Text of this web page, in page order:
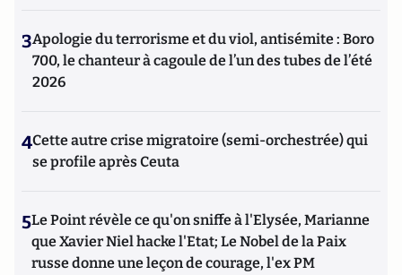
3Apologie du terrorisme et du viol, antisémite : Boro
700, le chanteur à cagoule de l’un des tubes de l’été
2026
4Cette autre crise migratoire (semi-orchestrée) qui
se profile après Ceuta
5Le Point révèle ce qu'on sniffe à l'Elysée, Marianne
que Xavier Niel hacke l'Etat; Le Nobel de la Paix
russe donne une leçon de courage, l'ex PM